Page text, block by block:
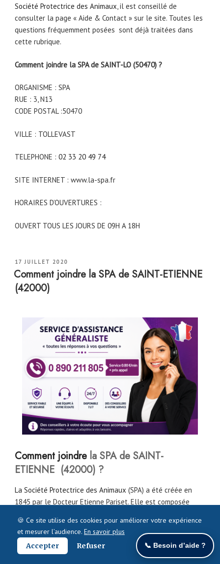
Société Protectrice des Animaux, il est conseillé de
consulter la page « Aide & Contact » sur le site. Toutes les
questions fréquemment posées sont déjà traitées dans
cette rubrique.
Comment joindre la SPA de SAINT-LO (50470) ?
ORGANISME : SPA
RUE : 3, N13
CODE POSTAL :50470
VILLE : TOLLEVAST
TELEPHONE : 02 33 20 49 74
SITE INTERNET : www.la-spa.fr
HORAIRES D’OUVERTURES :
OUVERT TOUS LES JOURS DE 09H A 18H
PUBLIÉ
LE
17 JUILLET 2020
Comment joindre la SPA de SAINT-ETIENNE
(42000)
Comment joindre la SPA de SAINT-
ETIENNE (42000) ?
La Société Protectrice des Animaux (SPA) a été créée en
1845 par le Docteur Etienne Pariset. Elle est composée
salariés et 4000 bénévoles. Les principales missions de
cette société consistent àdéfendre « la cause animale ».
Présente partout, elle compte plus de 60 refuges et plus
de 10 dispensaires de soins. La SPA veille surtout au bien-
🍪 Ce site utilise des cookies pour améliorer votre expérience
et mesurer l’audience. En savoir plus
Accepter
Refuser 📞 Besoin d’aide ?